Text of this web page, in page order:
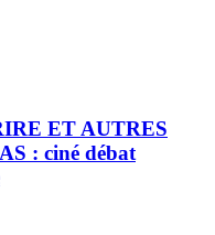
ET AUTRES
: ciné débat